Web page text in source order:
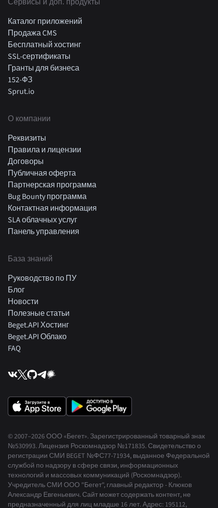
Cервисы и доп. продукты
Каталог приложений
Продажа CMS
Бесплатный хостинг
SSL-сертификаты
Гранты для бизнеса
152-ФЗ
Sprut.io
О компании
Реквизиты
Правила и лицензии
Договоры
Публичная оферта
Партнерская программа
Bug Bounty программа
Контактная информация
SLA облачных услуг
Панель управления
База знаний
Руководство по ПУ
Блог
Новости
Полезные статьи
Beget.API Хостинг
Beget.API Облако
FAQ
© 2007–2026 ООО «Бегет». Зарегистрированный товарный знак
№530993.Лицензия Роскомнадзор №171835. Свидетельство о
регистрации СМИ BEGET №ФС77-71934, выданное Федеральной
службой по надзору в сфере связи, информационных
технологий и массовых коммуникаций (Роскомнадзор).
Учредитель СМИ ООО "Бегет", главный редактор - Клюков
Александр Евгеньевич. Сайт может содержать контент, не
предназначенный для лиц младше 16 лет. Адрес: 195112,